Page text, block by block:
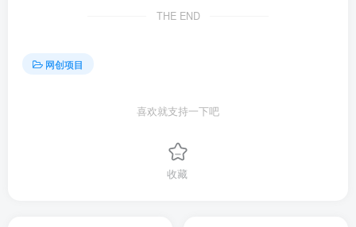
THE END
网创项目
喜欢就支持一下吧
收藏